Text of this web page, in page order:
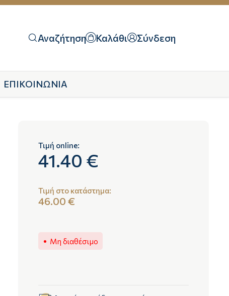
Αναζήτηση Καλάθι Σύνδεση
ΕΠΙΚΟΙΝΩΝΙΑ
Τιμή online:
41.40 €
Τιμή στο κατάστημα:
46.00 €
Μη διαθέσιμο